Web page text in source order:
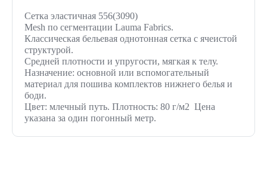
Сетка эластичная 556(3090)
Mesh по сегментации Lauma Fabrics.
Классическая бельевая однотонная сетка с ячеистой
структурой.
Средней плотности и упругости, мягкая к телу.
Назначение: основной или вспомогательный
материал для пошива комплектов нижнего белья и
боди.
Цвет: млечный путь. Плотность: 80 г/м2 Цена
указана за один погонный метр.